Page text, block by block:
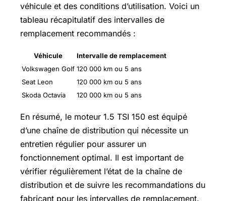
véhicule et des conditions d’utilisation. Voici un
tableau récapitulatif des intervalles de
remplacement recommandés :
Véhicule
Intervalle de remplacement
Volkswagen Golf 120 000 km ou 5 ans
Seat Leon
120 000 km ou 5 ans
Skoda Octavia
120 000 km ou 5 ans
En résumé, le moteur 1.5 TSI 150 est équipé
d’une chaîne de distribution qui nécessite un
entretien régulier pour assurer un
fonctionnement optimal. Il est important de
vérifier régulièrement l’état de la chaîne de
distribution et de suivre les recommandations du
fabricant pour les intervalles de remplacement.